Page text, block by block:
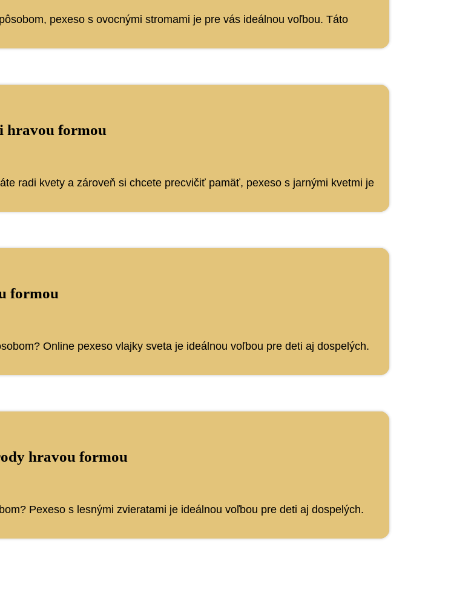
pexeso s ovocnými stromami je pre vás ideálnou voľbou. Táto
hravou formou
radi kvety a zároveň si chcete precvičiť pamäť, pexeso s jarnými kvetmi je
formou
Online pexeso vlajky sveta je ideálnou voľbou pre deti aj dospelých.
hravou formou
Pexeso s lesnými zvieratami je ideálnou voľbou pre deti aj dospelých.